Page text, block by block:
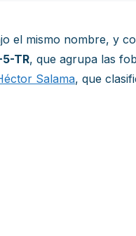
el mismo nombre, y
TR, que agrupa las
Salama, que